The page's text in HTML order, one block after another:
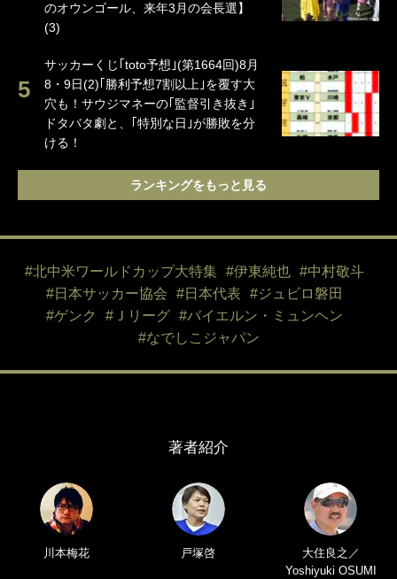
のオウンゴール、来年3月の会長選】
(3)
サッカーくじ｢toto予想｣(第1664回)8月
8・9日(2)｢勝利予想7割以上｣を覆す大
穴も！サウジマネーの｢監督引き抜き｣
ドタバタ劇と、｢特別な日｣が勝敗を分
ける！
ランキングをもっと見る
#北中米ワールドカップ大特集 #伊東純也
#中村敬斗
#日本サッカー協会
#日本代表
#ジュビロ磐田
#ゲンク
#Ｊリーグ
#バイエルン・ミュンヘン
#なでしこジャパン
著者紹介
川本梅花 戸塚啓
大住良之／
Yoshiyuki OSUMI